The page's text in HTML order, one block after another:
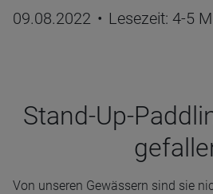
09.08.2022 • Lesezeit: 4-5
Stand-Up-
Von unseren Gewässern sind sie